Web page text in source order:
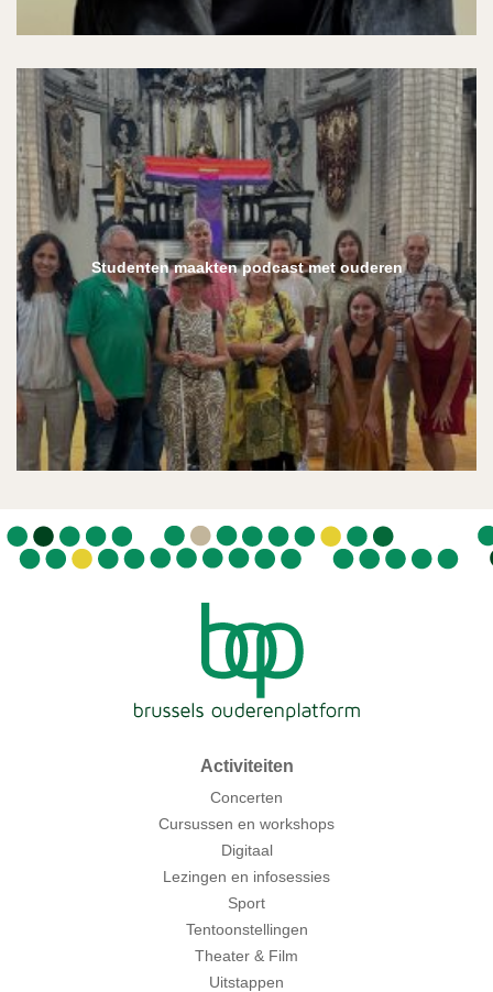
Studenten maakten podcast met ouderen
Activiteiten
Concerten
Cursussen en workshops
Digitaal
Lezingen en infosessies
Sport
Tentoonstellingen
Theater & Film
Uitstappen